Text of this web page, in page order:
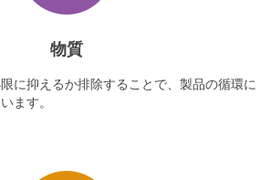
物質
に抑えるか排除することで、製品の循環に
ます。